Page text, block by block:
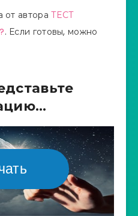
от автораТЕСТ
. Если готовы, можно